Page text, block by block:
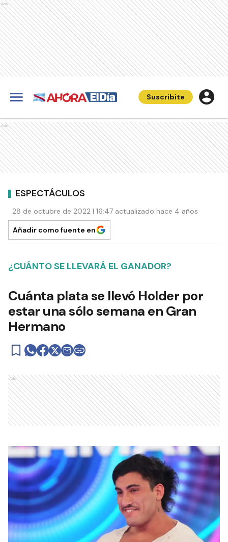
Ads
Suscribite
Ads
ESPECTÁCULOS
28 de octubre de 2022 | 16:47 actualizado hace 4 años
Añadir como fuente en
¿CUÁNTO SE LLEVARÁ EL GANADOR?
Cuánta plata se llevó Holder por
estar una sólo semana en Gran
Hermano
Ads